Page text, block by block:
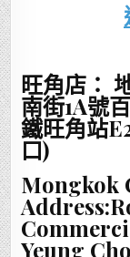
旺角店：
南街1A號
鐵旺角站
口)
Mongkok
Yeung